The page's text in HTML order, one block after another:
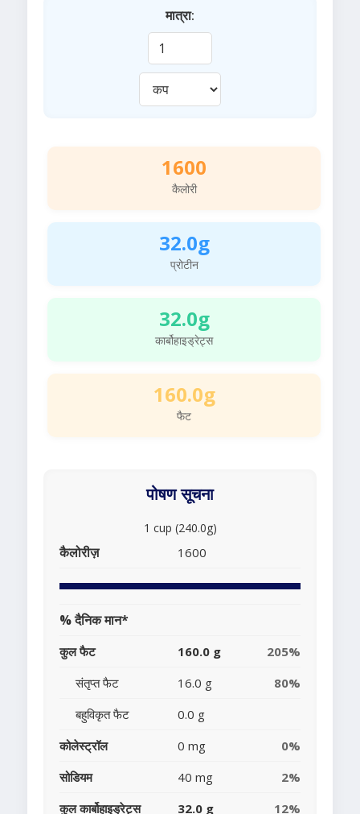
मात्रा:
1600
कैलोरी
32.0g
प्रोटीन
32.0g
कार्बोहाइड्रेट्स
160.0g
फैट
पोषण सूचना
1 cup (240.0g)
कैलोरीज़ 1600
% दैनिक मान*
कुल फैट 160.0 g
205%
संतृप्त फैट
16.0 g
80%
बहुविकृत फैट
0.0 g
कोलेस्ट्रॉल
0 mg
0%
सोडियम
40 mg
2%
कुल कार्बोहाइड्रेट्स
32.0 g 12%